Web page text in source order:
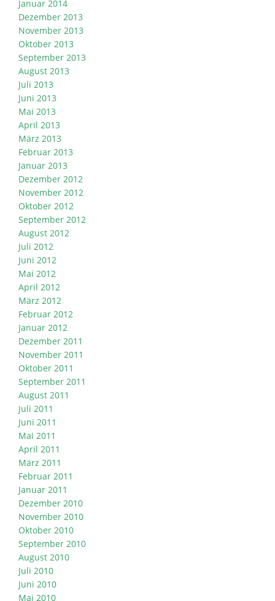
Januar 2014
Dezember 2013
November 2013
Oktober 2013
September 2013
August 2013
Juli 2013
Juni 2013
Mai 2013
April 2013
März 2013
Februar 2013
Januar 2013
Dezember 2012
November 2012
Oktober 2012
September 2012
August 2012
Juli 2012
Juni 2012
Mai 2012
April 2012
März 2012
Februar 2012
Januar 2012
Dezember 2011
November 2011
Oktober 2011
September 2011
August 2011
Juli 2011
Juni 2011
Mai 2011
April 2011
März 2011
Februar 2011
Januar 2011
Dezember 2010
November 2010
Oktober 2010
September 2010
August 2010
Juli 2010
Juni 2010
Mai 2010